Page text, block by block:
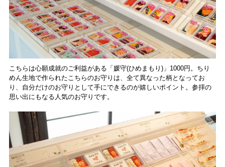
こちらは心願成就のご利益がある「媛守(ひめまもり)」1000円。ちり
めん生地で作られたこちらのお守りは、全て異なった柄となってお
り、自分だけのお守りとして手にできるのが嬉しいポイント。参拝の
思い出にもなる人気のお守りです。